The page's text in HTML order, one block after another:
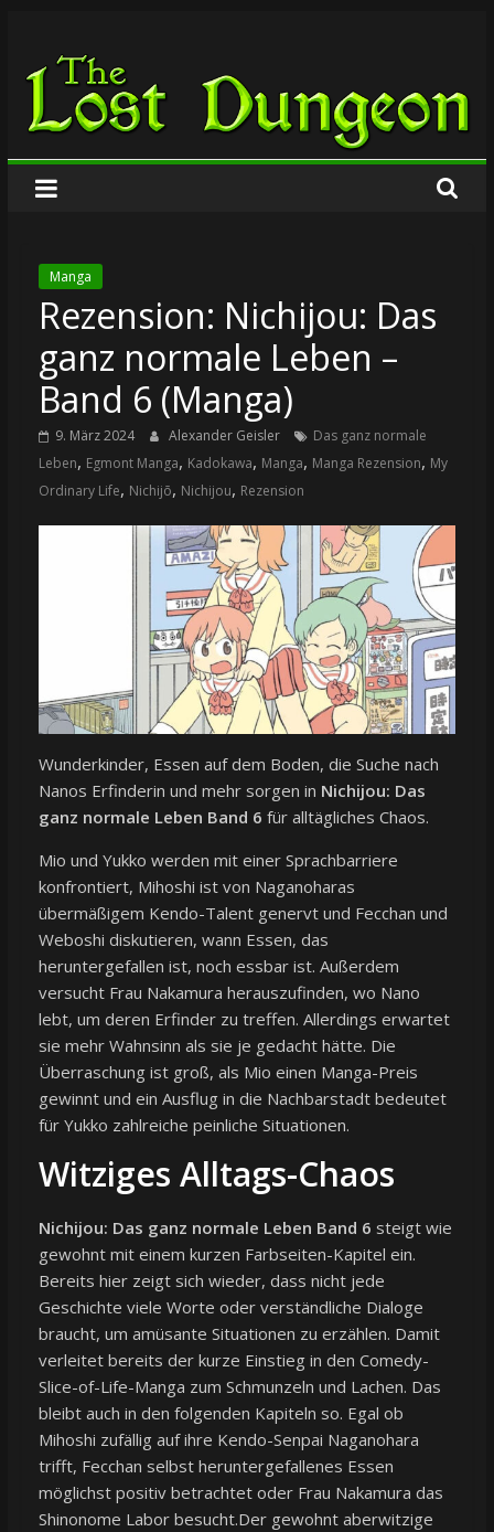
springen
The
Lost
Dungeon
Manga
Rezension: Nichijou: Das
ganz normale Leben –
Band 6 (Manga)
9. März 2024 Alexander Geisler
Das ganz normale
Leben, Egmont Manga, Kadokawa, Manga, Manga Rezension, My
Ordinary Life, Nichijō, Nichijou, Rezension
Wunderkinder, Essen auf dem Boden, die Suche nach
Nanos Erfinderin und mehr sorgen in Nichijou: Das
ganz normale Leben Band 6 für alltägliches Chaos.
Mio und Yukko werden mit einer Sprachbarriere
konfrontiert, Mihoshi ist von Naganoharas
übermäßigem Kendo-Talent genervt und Fecchan und
Weboshi diskutieren, wann Essen, das
heruntergefallen ist, noch essbar ist. Außerdem
versucht Frau Nakamura herauszufinden, wo Nano
lebt, um deren Erfinder zu treffen. Allerdings erwartet
sie mehr Wahnsinn als sie je gedacht hätte. Die
Überraschung ist groß, als Mio einen Manga-Preis
gewinnt und ein Ausflug in die Nachbarstadt bedeutet
für Yukko zahlreiche peinliche Situationen.
Witziges Alltags-Chaos
Nichijou: Das ganz normale Leben Band 6 steigt wie
gewohnt mit einem kurzen Farbseiten-Kapitel ein.
Bereits hier zeigt sich wieder, dass nicht jede
Geschichte viele Worte oder verständliche Dialoge
braucht, um amüsante Situationen zu erzählen. Damit
verleitet bereits der kurze Einstieg in den Comedy-
Slice-of-Life-Manga zum Schmunzeln und Lachen. Das
bleibt auch in den folgenden Kapiteln so. Egal ob
Mihoshi zufällig auf ihre Kendo-Senpai Naganohara
trifft, Fecchan selbst heruntergefallenes Essen
möglichst positiv betrachtet oder Frau Nakamura das
Shinonome Labor besucht.Der gewohnt aberwitzige